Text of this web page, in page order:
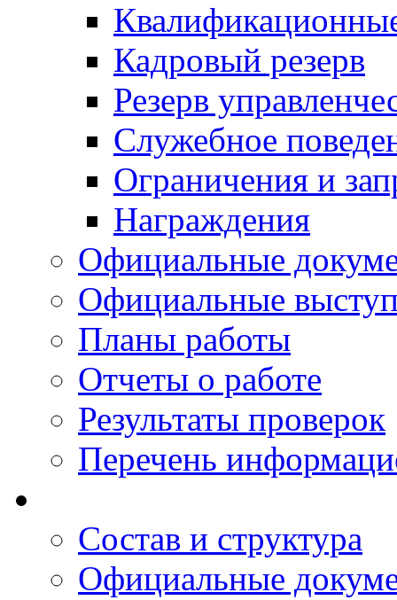
Кадровый резерв
Резерв
Служебное
Ограничения и
Награждения
Официальные
Официальные
Планы работы
Отчеты о работе
Результаты проверок
Перечень
Состав и структура
Официальные